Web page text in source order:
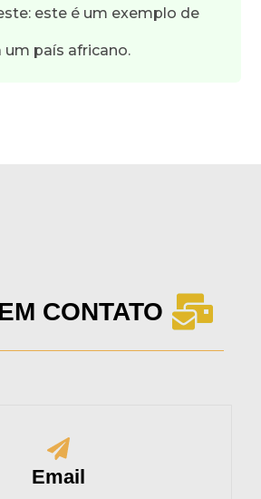
este é um exemplo de
um país africano.
CONTATO
Email